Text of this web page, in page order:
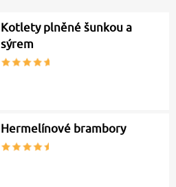
Kotlety plněné šunkou a
sýrem
Hermelínové brambory